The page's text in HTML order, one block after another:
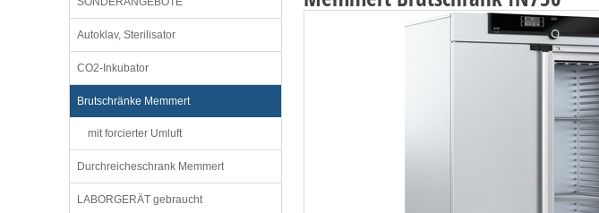
Autoklav, Sterilisator
CO2-Inkubator
Brutschränke Memmert
mit forcierter Umluft
Durchreicheschrank Memmert
LABORGERÄT gebraucht